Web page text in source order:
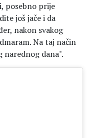
posebno prije
još jače i da
nakon svakog
Na taj način
narednog dana".